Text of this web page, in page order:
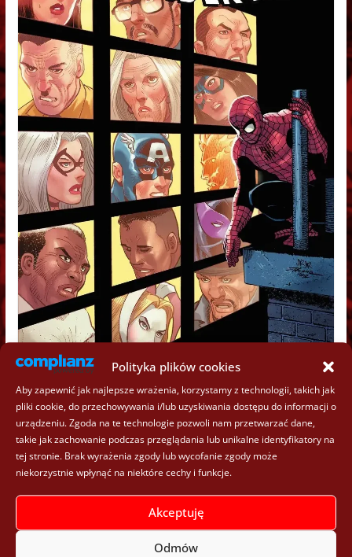
Polityka plików cookies
Aby zapewnić jak najlepsze wrażenia, korzystamy z technologii, takich jak
pliki cookie, do przechowywania i/lub uzyskiwania dostępu do informacji o
urządzeniu. Zgoda na te technologie pozwoli nam przetwarzać dane,
takie jak zachowanie podczas przeglądania lub unikalne identyfikatory na
tej stronie. Brak wyrażenia zgody lub wycofanie zgody może
niekorzystnie wpłynąć na niektóre cechy i funkcje.
Akceptuję
Odmów
KOMIKSY TEKSTY
„Amazing Spider-Man: Martwy
język – Część 2” (Tom 6) –
Recenzja
M